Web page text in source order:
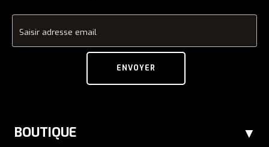
Saisir adresse email
ENVOYER
BOUTIQUE